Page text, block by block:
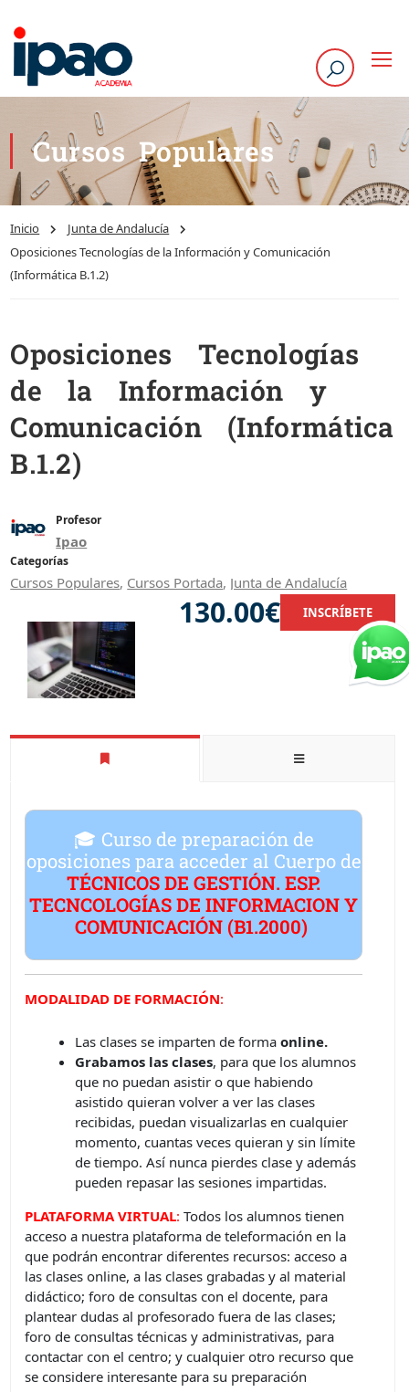
Cursos Populares
Inicio
Junta de Andalucía
Oposiciones Tecnologías de la Información y Comunicación
(Informática B.1.2)
Oposiciones Tecnologías
de la Información y
Comunicación (Informática
B.1.2)
Profesor
Ipao
Categorías
Cursos Populares, Cursos Portada, Junta de Andalucía
130.00€ INSCRÍBETE
🎓 Curso de preparación de
oposiciones para acceder al Cuerpo de
TÉCNICOS DE GESTIÓN. ESP.
TECNCOLOGÍAS DE INFORMACION Y
COMUNICACIÓN (B1.2000)
MODALIDAD DE FORMACIÓN:
Las clases se imparten de formaonline.
Grabamos las clases, para que los alumnos
que no puedan asistir o que habiendo
asistido quieran volver a ver las clases
recibidas, puedan visualizarlas en cualquier
momento, cuantas veces quieran y sin límite
de tiempo. Así nunca pierdes clase y además
pueden repasar las sesiones impartidas.
PLATAFORMA VIRTUAL:Todos los alumnos tienen
acceso a nuestra plataforma de teleformación en la
que podrán encontrar diferentes recursos: acceso a
las clases online, a las clases grabadas y al material
didáctico; foro de consultas con el docente, para
plantear dudas al profesorado fuera de las clases;
foro de consultas técnicas y administrativas, para
contactar con el centro; y cualquier otro recurso que
se considere interesante para su preparación